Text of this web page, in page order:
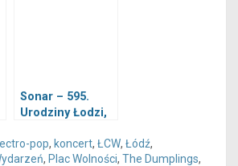
Sonar – 595.
Urodziny Łodzi,
pop, koncert, ŁCW, Łódź,
, Plac Wolności, The Dumplings,